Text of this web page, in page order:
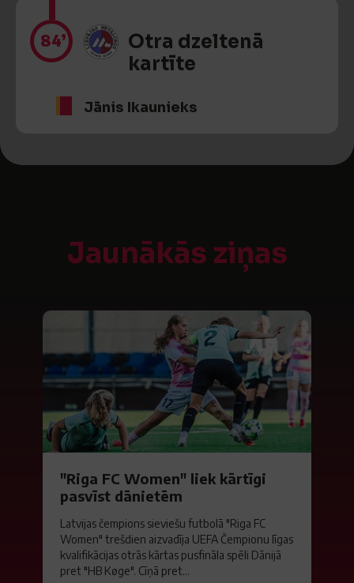
84’
Otra dzeltenā
kartīte
Jānis Ikaunieks
Jaunākās ziņas
"Riga FC Women" liek kārtīgi
pasvīst dānietēm
Latvijas čempions sieviešu futbolā "Riga FC
Women" trešdien aizvadīja UEFA Čempionu līgas
kvalifikācijas otrās kārtas pusfināla spēli Dānijā
pret "HB Køge". Cīņā pret...